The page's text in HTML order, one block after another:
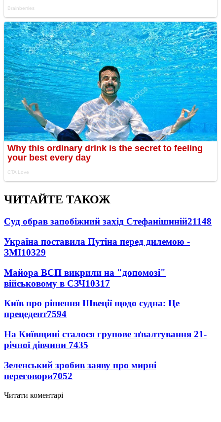
ЧИТАЙТЕ ТАКОЖ
Суд обрав запобіжний захід Стефанішиній21148
Україна поставила Путіна перед дилемою -
ЗМІ10329
Майора ВСП викрили на "допомозі"
військовому в СЗЧ10317
Київ про рішення Швеції щодо судна: Це
прецедент7594
На Київщині сталося групове зґвалтування 21-
річної дівчини 7435
Зеленський зробив заяву про мирні
переговори7052
Читати коментарі